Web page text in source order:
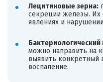
Лецитиновые зерна:
секреции железы. Их
явлениях и
Бактериологический
можно направить на
выявить
воспаление.